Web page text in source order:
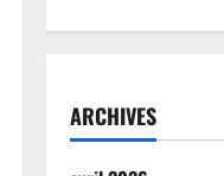
ARCHIVES